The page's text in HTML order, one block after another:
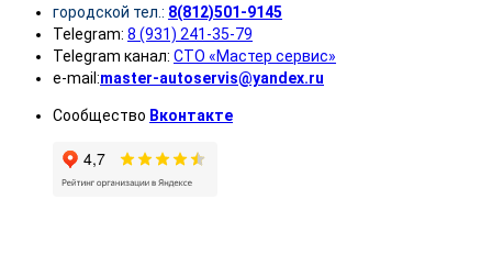
городской тел.: 8(812)501-9145
Telegram: 8 (931) 241-35-79
Telegram канал: СТО «Мастер сервис»
e-mail:master-autoservis@yandex.ru
Сообщество Вконтакте